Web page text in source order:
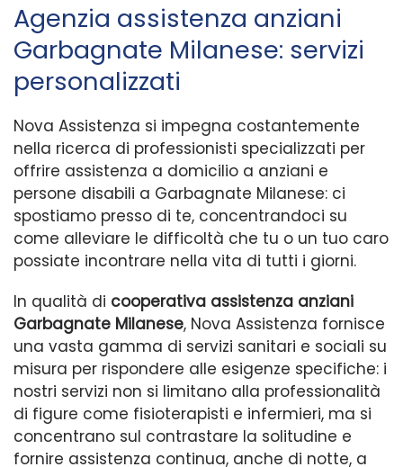
Agenzia assistenza anziani
Garbagnate Milanese: servizi
personalizzati
Nova Assistenza si impegna costantemente
nella ricerca di professionisti specializzati per
offrire assistenza a domicilio a anziani e
persone disabili a Garbagnate Milanese: ci
spostiamo presso di te, concentrandoci su
come alleviare le difficoltà che tu o un tuo caro
possiate incontrare nella vita di tutti i giorni.
In qualità di cooperativa assistenza anziani
Garbagnate Milanese, Nova Assistenza fornisce
una vasta gamma di servizi sanitari e sociali su
misura per rispondere alle esigenze specifiche: i
nostri servizi non si limitano alla professionalità
di figure come fisioterapisti e infermieri, ma si
concentrano sul contrastare la solitudine e
fornire assistenza continua, anche di notte, a